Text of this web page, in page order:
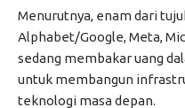
Menurutnya, enam dari
Alphabet/Google, Meta,
sedang membakar uang
untuk membangun
teknologi masa depan.